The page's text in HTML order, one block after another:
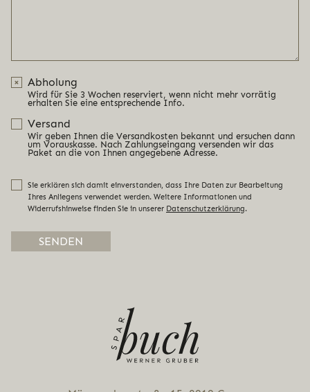
Abholung
Wird für Sie 3 Wochen reserviert, wenn nicht mehr vorrätig
erhalten Sie eine entsprechende Info.
Versand
Wir geben Ihnen die Versandkosten bekannt und ersuchen dann
um Vorauskasse. Nach Zahlungseingang versenden wir das
Paket an die von Ihnen angegebene Adresse.
Sie erklären sich damit einverstanden, dass Ihre Daten zur Bearbeitung
Ihres Anliegens verwendet werden. Weitere Informationen und
Widerrufshinweise finden Sie in unserer Datenschutzerklärung.